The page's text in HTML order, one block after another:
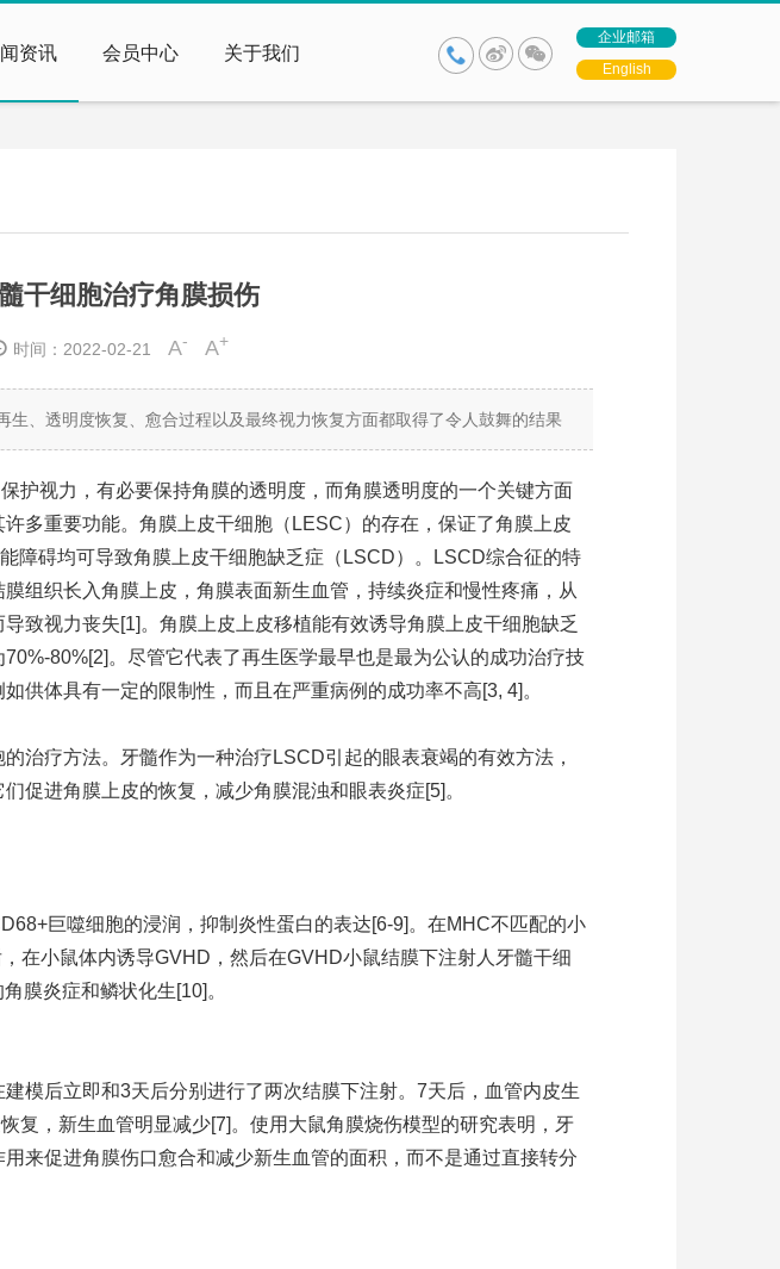
资讯 会员中心 关于我们
企业邮箱
English
干细胞治疗角膜损伤
时间：2022-02-21 A- A+
生、透明度恢复、愈合过程以及最终视力恢复方面都取得了令人鼓舞的结果
护视力，有必要保持角膜的透明度，而角膜透明度的一个关键方面
多重要功能。角膜上皮干细胞（LESC）的存在，保证了角膜上皮
障碍均可导致角膜上皮干细胞缺乏症（LSCD）。LSCD综合征的特
组织长入角膜上皮，角膜表面新生血管，持续炎症和慢性疼痛，从
致视力丧失[1]。角膜上皮上皮移植能有效诱导角膜上皮干细胞缺乏
80%[2]。尽管它代表了再生医学最早也是最为公认的成功治疗技
供体具有一定的限制性，而且在严重病例的成功率不高[3, 4]。
治疗方法。牙髓作为一种治疗LSCD引起的眼表衰竭的有效方法，
促进角膜上皮的恢复，减少角膜混浊和眼表炎症[5]。
巨噬细胞的浸润，抑制炎性蛋白的表达[6-9]。在MHC不匹配的小
在小鼠体内诱导GVHD，然后在GVHD小鼠结膜下注射人牙髓干细
膜炎症和鳞状化生[10]。
模后立即和3天后分别进行了两次结膜下注射。7天后，血管内皮生
复，新生血管明显减少[7]。使用大鼠角膜烧伤模型的研究表明，牙
来促进角膜伤口愈合和减少新生血管的面积，而不是通过直接转分